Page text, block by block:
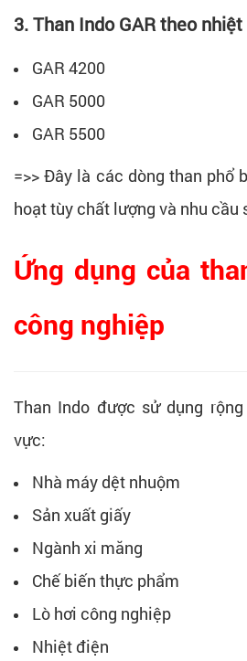
3. Than Indo GAR theo
GAR 4200
GAR 5000
GAR 5500
=>> Đây là các dòng than phổ
hoạt tùy chất lượng và nhu cầu
Ứng dụng của
công nghiệp
Than Indo được sử dụng
vực:
Nhà máy dệt nhuộm
Sản xuất giấy
Ngành xi măng
Chế biến thực phẩm
Lò hơi công nghiệp
Nhiệt điện